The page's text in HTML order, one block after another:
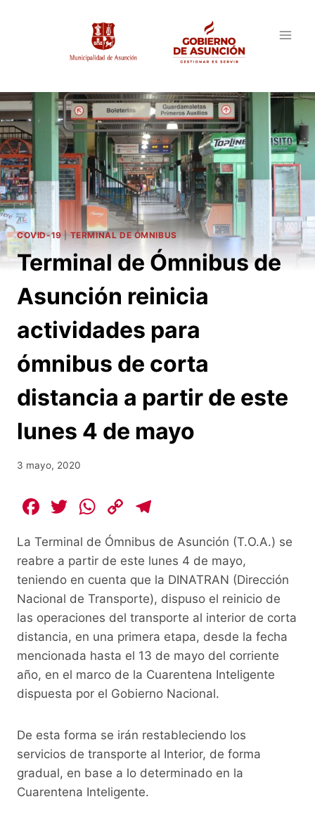
COVID-19|TERMINAL DE ÓMNIBUS
Terminal de Ómnibus de
Asunción reinicia
actividades para
ómnibus de corta
distancia a partir de este
lunes 4 de mayo
3 mayo, 2020
F
c
e
b
o
o
k
T
itt
er
W
h
at
s
A
p
p
C
p
y
Li
n
k
e
gr
a
m
La Terminal de Ómnibus de Asunción (T.O.A.) se
reabre a partir de este lunes 4 de mayo,
teniendo en cuenta que la DINATRAN (Dirección
Nacional de Transporte), dispuso el reinicio de
las operaciones del transporte al interior de corta
distancia, en una primera etapa, desde la fecha
mencionada hasta el 13 de mayo del corriente
año, en el marco de la Cuarentena Inteligente
dispuesta por el Gobierno Nacional.
De esta forma se irán restableciendo los
servicios de transporte al Interior, de forma
gradual, en base a lo determinado en la
Cuarentena Inteligente.